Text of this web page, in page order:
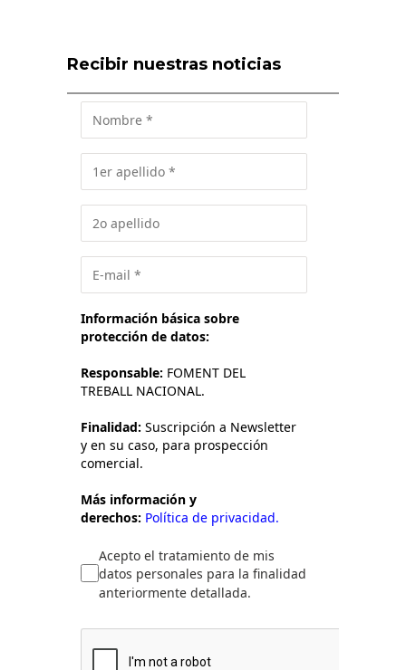
Recibir nuestras noticias
Información básica sobre
protección de datos:
Responsable: FOMENT DEL
TREBALL NACIONAL.
Finalidad: Suscripción a Newsletter
y en su caso, para prospección
comercial.
Más información y
derechos: Política de privacidad.
Acepto el tratamiento de mis
datos personales para la finalidad
anteriormente detallada.